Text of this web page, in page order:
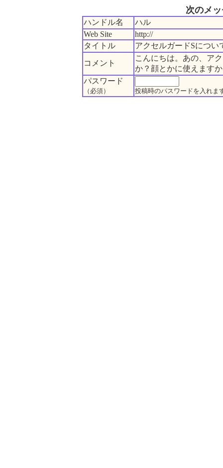
次のメ
ハンドル名
ハル
Web Site
http://
タイトル
アクセルガードSについ
コメント
こんにちは。あの、ア
か？顔とかに使えます
パスワード
（必須） 投稿時のパスワードを入れま